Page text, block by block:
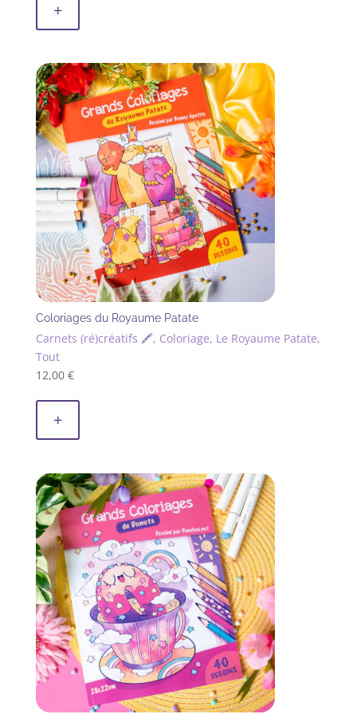
+
Coloriages du Royaume Patate
Carnets (ré)créatifs 🖍, Coloriage, Le Royaume Patate,
Tout
12,00 €
+